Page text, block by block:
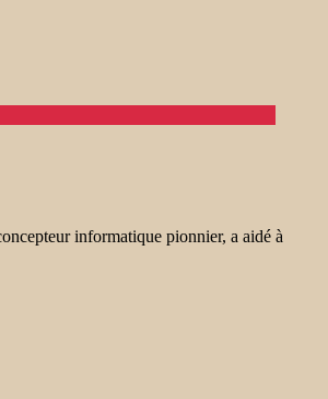
informatique pionnier, a aidé à